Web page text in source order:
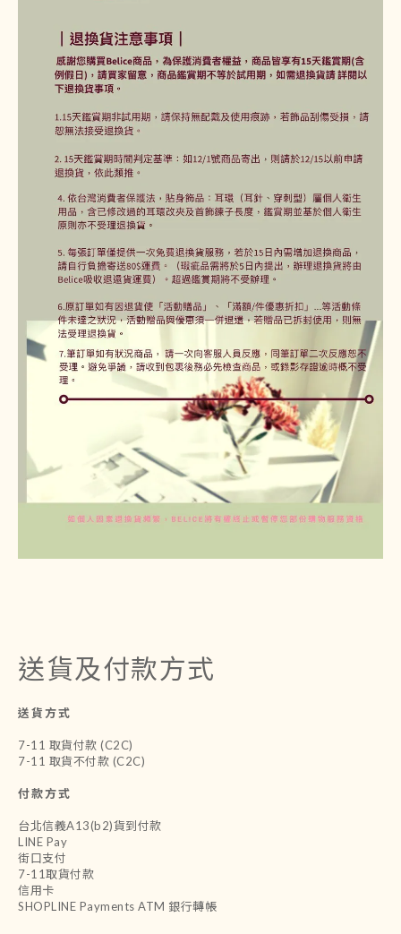
送貨及付款方式
送貨方式
7-11 取貨付款 (C2C)
7-11 取貨不付款 (C2C)
付款方式
台北信義A13(b2)貨到付款
LINE Pay
街口支付
7-11取貨付款
信用卡
SHOPLINE Payments ATM 銀行轉帳